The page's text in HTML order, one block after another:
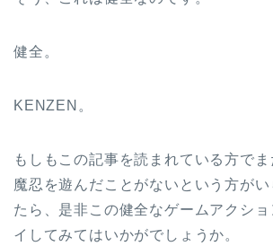
健全。
KENZEN。
もしもこの記事を読まれている方で
魔忍を遊んだことがないという方が
たら、是非この健全なゲームアクショ
イしてみてはいかがでしょうか。